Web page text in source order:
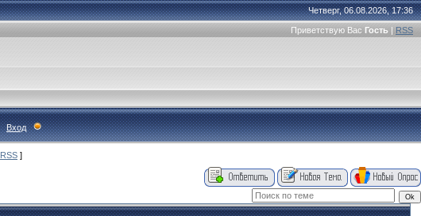
Четверг, 06.08.2026, 17:36
Приветствую Вас Гость | RSS
Вход
RSS ]